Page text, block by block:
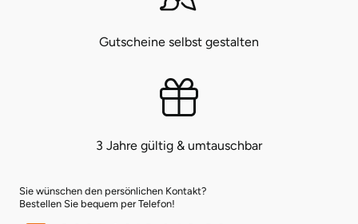
Gutscheine selbst gestalten
3 Jahre gültig & umtauschbar
Sie wünschen den persönlichen Kontakt?
Bestellen Sie bequem per Telefon!
Riesa
Weimar